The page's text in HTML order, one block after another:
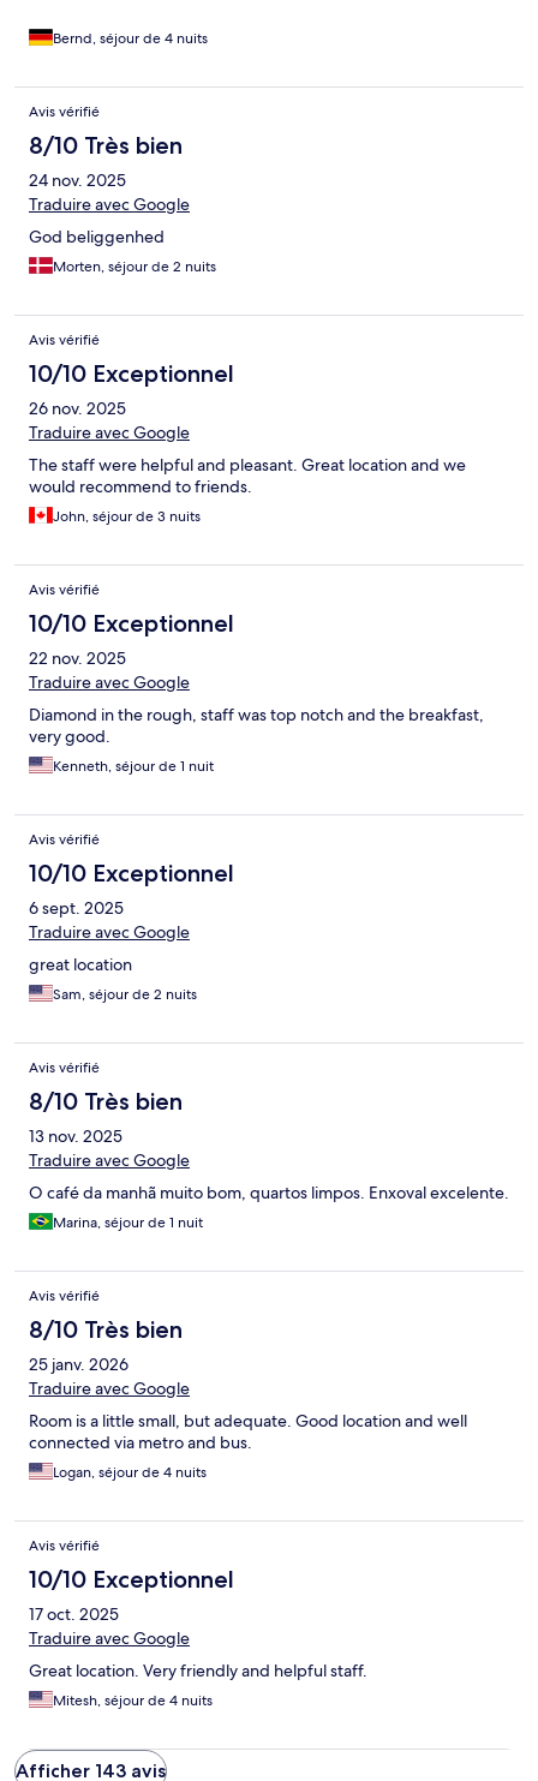
Hotelpersonal war sehr bemüht und jederzeit erreichbar. Das
Bernd, séjour de 4 nuits
Avis vérifié
8/10 Très bien
24 nov. 2025
Traduire avec Google
God beliggenhed
Morten, séjour de 2 nuits
Avis vérifié
10/10 Exceptionnel
26 nov. 2025
Traduire avec Google
The staff were helpful and pleasant. Great location and we
would recommend to friends.
John, séjour de 3 nuits
Avis vérifié
10/10 Exceptionnel
22 nov. 2025
Traduire avec Google
Diamond in the rough, staff was top notch and the breakfast,
very good.
Kenneth, séjour de 1 nuit
Avis vérifié
10/10 Exceptionnel
6 sept. 2025
Traduire avec Google
great location
Sam, séjour de 2 nuits
Avis vérifié
8/10 Très bien
13 nov. 2025
Traduire avec Google
O café da manhã muito bom, quartos limpos. Enxoval excelente.
Marina, séjour de 1 nuit
Avis vérifié
8/10 Très bien
25 janv. 2026
Traduire avec Google
Room is a little small, but adequate. Good location and well
connected via metro and bus.
Logan, séjour de 4 nuits
Avis vérifié
10/10 Exceptionnel
17 oct. 2025
Traduire avec Google
Great location. Very friendly and helpful staff.
Mitesh, séjour de 4 nuits
Afficher 143 avis